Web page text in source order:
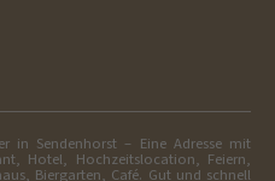
in Sendenhorst – Eine Adresse mit
Hotel, Hochzeitslocation, Feiern,
Biergarten, Café. Gut und schnell